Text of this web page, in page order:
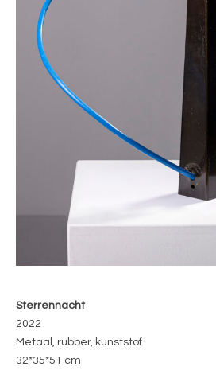
Sterrennacht
2022
Metaal, rubber, kunststof
32*35*51 cm